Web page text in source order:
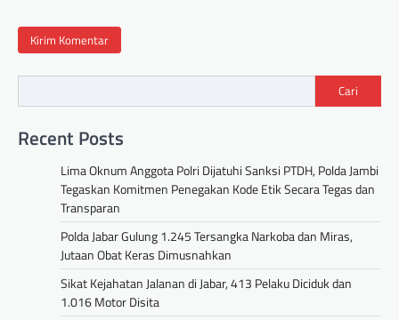
Cari
Recent Posts
Lima Oknum Anggota Polri Dijatuhi Sanksi PTDH, Polda Jambi
Tegaskan Komitmen Penegakan Kode Etik Secara Tegas dan
Transparan
Polda Jabar Gulung 1.245 Tersangka Narkoba dan Miras,
Jutaan Obat Keras Dimusnahkan
Sikat Kejahatan Jalanan di Jabar, 413 Pelaku Diciduk dan
1.016 Motor Disita